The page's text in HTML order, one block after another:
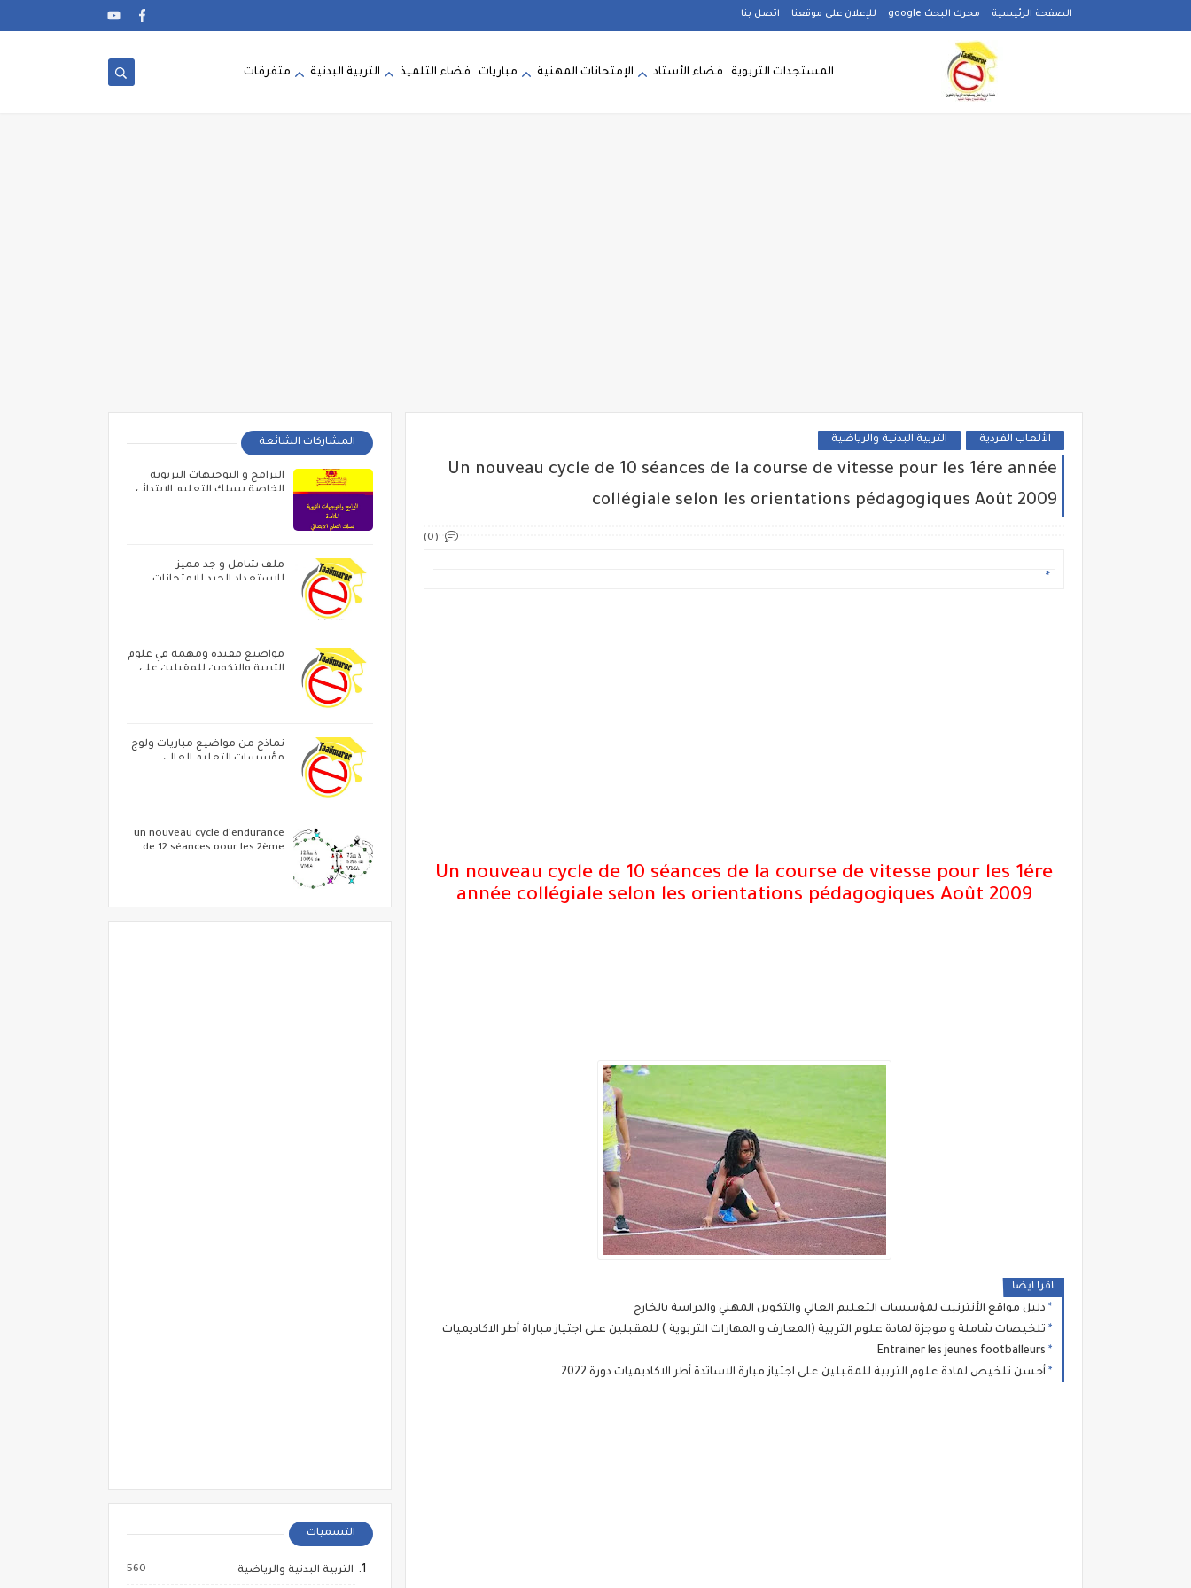
الصفحة الرئيسية محرك البحث google للإعلان على موقعنا اتصل بنا
المستجدات التربوية فضاء الأستاد الإمتحانات المهنية مباريات فضاء التلميذ التربية البدنية متفرقات
الألعاب الفردية التربية البدنية والرياضية
Un nouveau cycle de 10 séances de la course de vitesse pour les 1ére année
collégiale selon les orientations pédagogiques Août 2009
(0)
Un nouveau cycle de 10 séances de la course de vitesse pour les 1ére
année collégiale selon les orientations pédagogiques Août 2009
اقرا ايضا
دليل مواقع الأنترنيت لمؤسسات التعليم العالي والتكوين المهني والدراسة بالخارج
تلخيصات شاملة و موجزة لمادة علوم التربية (المعارف و المهارات التربوية ) للمقبلين على اجتياز مباراة أطر الاكاديميات
Entrainer les jeunes footballeurs
أحسن تلخيص لمادة علوم التربية للمقبلين على اجتياز مبارة الاساتدة أطر الاكاديميات دورة 2022
المشاركات الشائعة
البرامج و التوجيهات التربوية
الخاصة بسلك التعليم الابتدائي
ملف شامل و جد مميز
للاستعداد الجيد للامتحانات
مواضيع مفيدة ومهمة في علوم
التربية والتكوين للمقبلين على
نماذج من مواضيع مباريات ولوج
مؤسسات التعليم العالي
un nouveau cycle d'endurance
de 12 séances pour les 2ème
التسميات
التربية البدنية والرياضية 560